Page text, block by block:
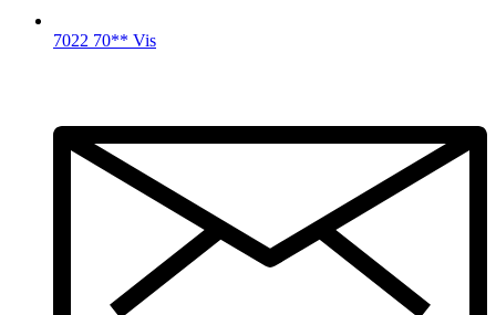
7022 70** Vis